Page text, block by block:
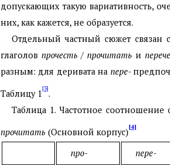
допускающих такую вариативность,
них, как кажется, не образуется.
Отдельный частный сюжет связан
глаголов прочесть/прочитать и
разным: для деривата на пере-
Таблицу 1[3].
Таблица 1. Частотное соотношение
прочитать (Основной корпус)[4]
про- пере-